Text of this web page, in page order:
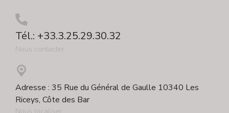
Tél.: +33.3.25.29.30.32
Nous contacter ...
Adresse : 35 Rue du Général de Gaulle 10340 Les
Riceys, Côte des Bar